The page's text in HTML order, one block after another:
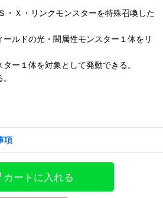
・Ｘ・リンクモンスターを特殊召喚した
ルドの光・闇属性モンスター１体をリ
ー１体を対象として発動できる。
項
カートに入れる